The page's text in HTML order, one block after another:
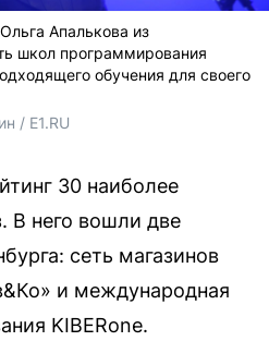
Апалькова из
школ программирования
обучения для своего
/ E1.RU
30 наиболее
В него вошли две
сеть магазинов
и международная
KIBERone.